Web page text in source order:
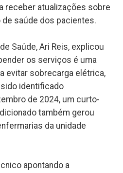
receber atualizações sobre
saúde dos pacientes.
Saúde, Ari Reis, explicou
os serviços é uma
evitar sobrecarga elétrica,
identificado
de 2024, um curto-
também gerou
da unidade
apontando a